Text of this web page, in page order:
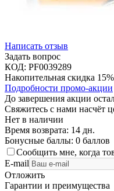
Написать отзыв
Задать вопрос
КОД: PF0039289
Накопительная скидка 15%
Подробности промо-акции
До завершения акции
Свяжитесь с нами насчёт
Нет в наличии
Время возврата: 14 дн.
Бонусные баллы: 0 баллов
Сообщить мне, когда
E-mail
Отложить
Гарантии и преимущества